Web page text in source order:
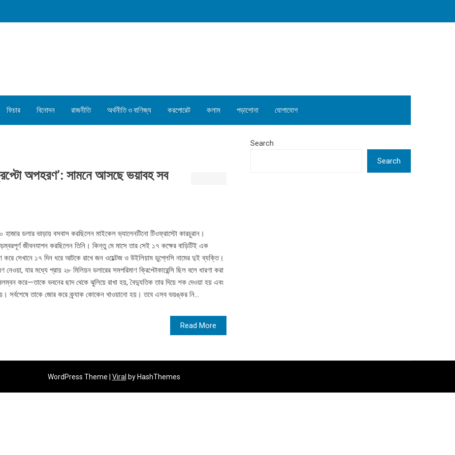
ফিচার বিনোদন রাজনীতি অর্থনীতি ও বাণিজ্য করপোরেট কলাম পড়াশোনা যোগাযোগ
অপহরণ’: সামনে আসছে ভয়াবহ সব
ডলার ভাড়ায় বসবাস করছিলেন মাইকেল ভ্যালেনটিনো টিওফ্রাস্টো কারচুরান।
জীবনযাপন করছিলেন তিনি। কিন্তু মে মাসে তার সেই ১৭ কক্ষের বাড়িটিই এক
করে সেখানে ১৭ দিন ধরে আটকে রাখে জন ওয়েল্টজ ও উইলিয়াম ডুপ্লেসি নামের দুই ব্যক্তি।
নেওয়া, যার মধ্যে প্রায় ২৮ মিলিয়ন ডলারের সমপরিমাণ ক্রিপ্টোকারেন্সি ছিল বলে ধারণা করা
করে—তাকে ভবনের ছাদ থেকে ঝুলিয়ে রাখা হয়, বৈদ্যুতিক তার দিয়ে শক দেওয়া হয় এবং
সর্বশেষে তাকে জোর করে ক্র্যাক কোকেন খাওয়ানো হয়। তবে এসব ভয়ঙ্কর নি...
Read More
Search
Search
WordPress Theme | Viral by HashThemes